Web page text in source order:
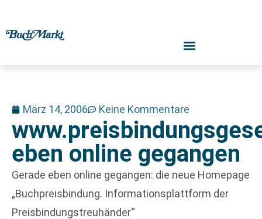
März 14, 2006 Keine Kommentare
eben online gegangen
Gerade eben online gegangen: die neue Homepage
„Buchpreisbindung. Informationsplattform der
Preisbindungstreuhänder“